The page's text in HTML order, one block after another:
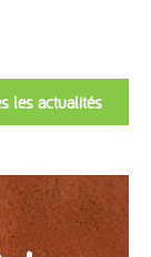
les actualités